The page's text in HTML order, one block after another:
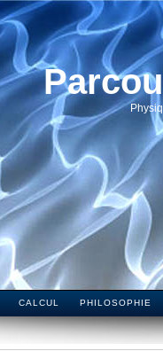
CALCUL PHILOSOPHIE